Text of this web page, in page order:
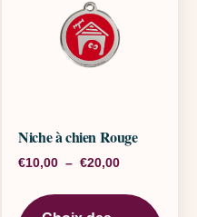
: €10,00 à €20,00
a plusieurs variations.
Niche à chien Rouge
€10,00 – €20,00Plage de